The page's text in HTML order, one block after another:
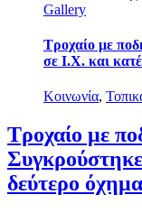
Gallery
Τροχαίο με
σε Ι.Χ. και
Κοινωνία,
Τροχαίο με
δεύτερο όχημα